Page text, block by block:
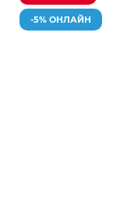
-5% ОНЛАЙН